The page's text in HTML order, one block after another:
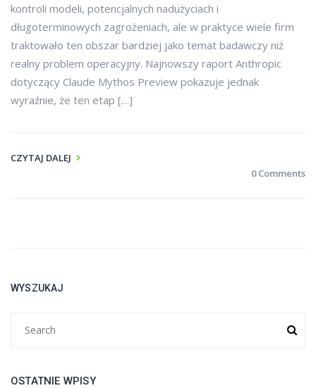
kontroli modeli, potencjalnych nadużyciach i
długoterminowych zagrożeniach, ale w praktyce wiele firm
traktowało ten obszar bardziej jako temat badawczy niż
realny problem operacyjny. Najnowszy raport Anthropic
dotyczący Claude Mythos Preview pokazuje jednak
wyraźnie, że ten etap […]
CZYTAJ DALEJ
0 Comments
WYSZUKAJ
OSTATNIE WPISY